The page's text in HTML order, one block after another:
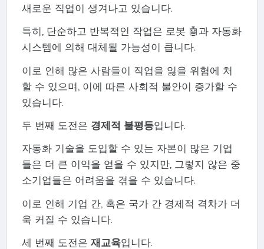
새로운 직업이 생겨나고 있습니다.
특히, 단순하고 반복적인 작업은 로봇 🤖과 자동화
시스템에 의해 대체될 가능성이 큽니다.
이로 인해 많은 사람들이 직업을 잃을 위험에 처
할 수 있으며, 이에 따른 사회적 불안이 증가할 수
있습니다.
두 번째 도전은 경제적 불평등입니다.
자동화 기술을 도입할 수 있는 자본이 많은 기업
들은 더 큰 이익을 얻을 수 있지만, 그렇지 않은 중
소기업들은 어려움을 겪을 수 있습니다.
이로 인해 기업 간, 혹은 국가 간 경제적 격차가 더
욱 커질 수 있습니다.
세 번째 도전은 재교육입니다.